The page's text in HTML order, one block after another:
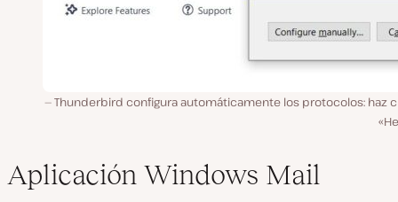
Thunderbird configura automáticamente los protocolos: haz
Aplicación Windows Mail